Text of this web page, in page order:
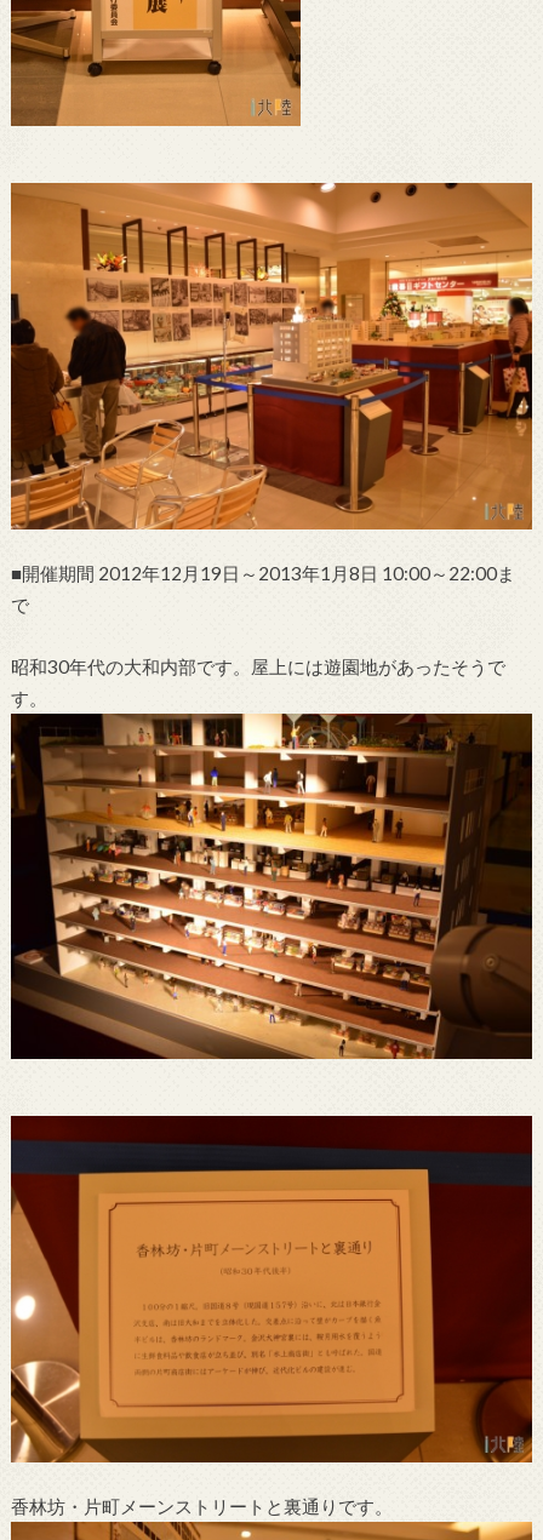
■開催期間 2012年12月19日～2013年1月8日 10:00～22:00ま
で
昭和30年代の大和内部です。屋上には遊園地があったそうで
す。
香林坊・片町メーンストリートと裏通りです。